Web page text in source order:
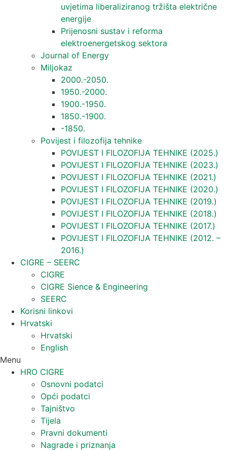
uvjetima liberaliziranog tržišta električne
energije
Prijenosni sustav i reforma
elektroenergetskog sektora
Journal of Energy
Miljokaz
2000.-2050.
1950.-2000.
1900.-1950.
1850.-1900.
-1850.
Povijest i filozofija tehnike
POVIJEST I FILOZOFIJA TEHNIKE (2025.)
POVIJEST I FILOZOFIJA TEHNIKE (2023.)
POVIJEST I FILOZOFIJA TEHNIKE (2021.)
POVIJEST I FILOZOFIJA TEHNIKE (2020.)
POVIJEST I FILOZOFIJA TEHNIKE (2019.)
POVIJEST I FILOZOFIJA TEHNIKE (2018.)
POVIJEST I FILOZOFIJA TEHNIKE (2017.)
POVIJEST I FILOZOFIJA TEHNIKE (2012. –
2016.)
CIGRE – SEERC
CIGRE
CIGRE Sience & Engineering
SEERC
Korisni linkovi
Hrvatski
Hrvatski
English
Menu
HRO CIGRE
Osnovni podatci​
Opći podatci
Tajništvo
Tijela
Pravni dokumenti
Nagrade i priznanja